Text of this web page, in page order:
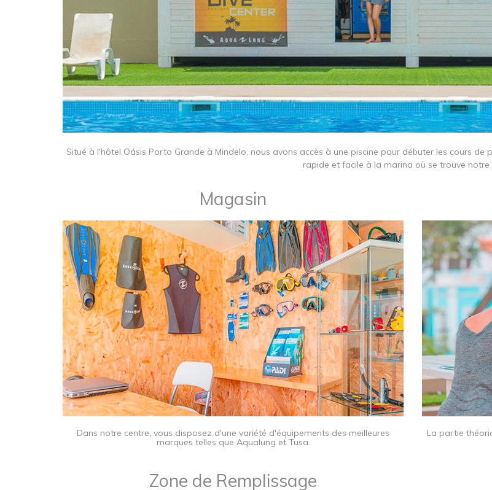
Situé à l'hôtel Oásis Porto Grande à Mindelo, nous avons accès à une piscine pour débuter les cours
rapide et facile à la marina où se trouve notre
Magasin
​Dans notre centre, vous disposez d'une variété d'équipements des meilleures
marques telles que Aqualung et Tusa.
​La partie
Zone de Remplissage​